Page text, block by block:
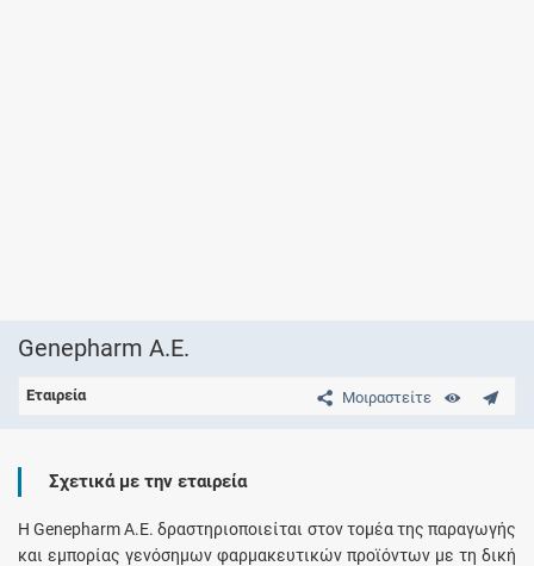
Genepharm Α.Ε.
Μοιραστείτε
Εταιρεία
Σχετικά με την εταιρεία
Η Genepharm Α.Ε. δραστηριοποιείται στον τομέα της παραγωγής
και εμπορίας γενόσημων φαρμακευτικών προϊόντων με τη δική